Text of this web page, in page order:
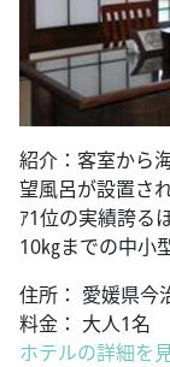
紹介：客室から
望風呂が設置さ
ｱ1位の実績誇る
10㎏までの中小
住所： 愛媛県今
料金： 大人1名
ホテルの詳細を